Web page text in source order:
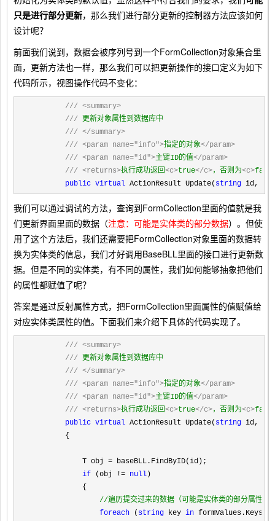
只是进行部分更新，那么我们进行部分更新的控制器方法应该如何
设计呢？
前面我们说到，数据会被序列号到一个FormCollection对象集合里
面，更新方法也一样，那么我们可以把更新操作的接口定义为如下
代码所示，视图操作代码不变化：
/// <summary>
/// 更新对象属性到数据库中
/// </summary>
/// <param name="info">指定的对象</param>
/// <param name="id">主键ID的值</param>
/// <returns>执行成功返回<c>true</c>，否则为<c>
public virtual ActionResult Update( string id,
我们可以通过调试的方法，查询到FormCollection里面的值就是我
们更新界面里面的数据（注意：可能是实体类的部分数据）。但使
用了这个方法后，我们还需要把FormCollection对象里面的数据转
换为实体类的信息，我们才好调用BaseBLL里面的接口进行更新数
据。但是不同的实体类，有不同的属性，我们如何能够抽象把他们
的属性都赋值了呢？
答案是通过反射属性方式，把FormCollection里面属性的值赋值给
对应实体类属性的值。下面我们来介绍下具体的代码实现了。
/// <summary>
/// 更新对象属性到数据库中
/// </summary>
/// <param name="info">指定的对象</param>
/// <param name="id">主键ID的值</param>
/// <returns>执行成功返回<c>true</c>，否则为<c>
public virtual ActionResult Update( string id,
        {
            T obj
= baseBLL.FindByID(id);
if (obj != null )
            {
//遍历提交过来的数据（可能是实体类的部分属性更
foreach ( string key in formValues.Keys)